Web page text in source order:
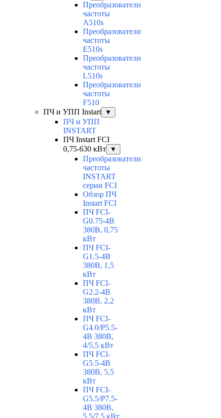
Преобразователи
частоты
A510s
Преобразователи
частоты
E510s
Преобразователи
частоты
L510s
Преобразователи
частоты
F510
ПЧ и УПП Instart
▼
ПЧ и УПП
INSTART
ПЧ Instart FCI
0,75-630 кВт
▼
Преобразователи
частоты
INSTART
серии FCI
Обзор ПЧ
Instart FCI
ПЧ FCI-
G0.75-4B
380В, 0,75
кВт
ПЧ FCI-
G1.5-4B
380В, 1,5
кВт
ПЧ FCI-
G2.2-4B
380В, 2,2
кВт
ПЧ FCI-
G4.0/P5.5-
4B 380В,
4/5,5 кВт
ПЧ FCI-
G5.5-4B
380В, 5,5
кВт
ПЧ FCI-
G5.5/P7.5-
4B 380В,